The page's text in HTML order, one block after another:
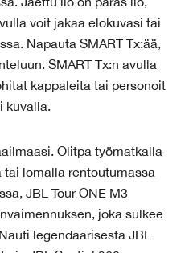
voit jakaa elokuvasi tai
Napauta SMART Tx:ää,
SMART Tx:n avulla
kappaleita tai personoit
kuvalla.
Olitpa työmatkalla
lomalla rentoutumassa
JBL Tour ONE M3
joka sulkee
legendaarisesta JBL